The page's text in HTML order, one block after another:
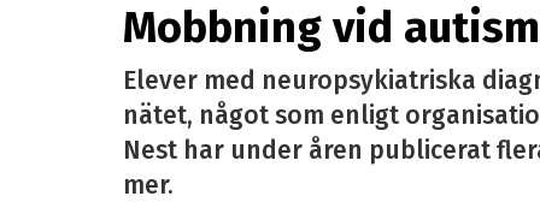
Mobbning vid
Elever med neuropsykiatriska
nätet, något som enligt
Nest har under åren publicerat
mer.